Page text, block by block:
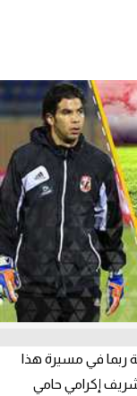
2014 كانت فاصلة ربما في مسيرة هذا
إكرامي حامي